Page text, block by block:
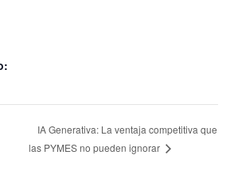
IA Generativa: La ventaja competitiva que
las PYMES no pueden ignorar